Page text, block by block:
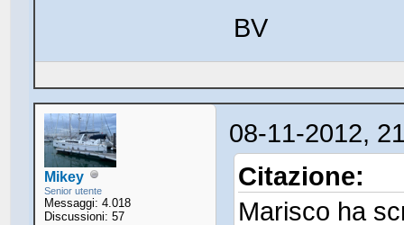
BV
Mikey
Senior utente
Messaggi: 4.018
Discussioni: 57
08-11-2012,
Citazione:
Marisco ha